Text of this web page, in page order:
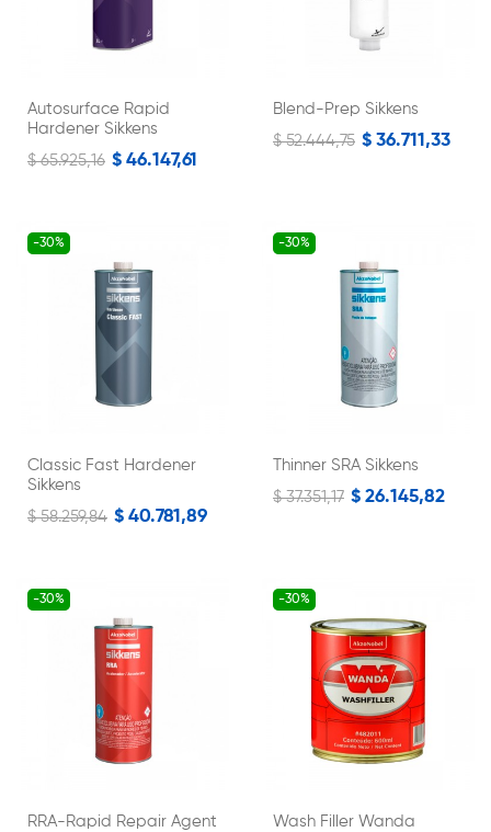
Autosurface Rapid
Hardener Sikkens
$ 65.925,16 $ 46.147,61
Blend-Prep Sikkens
$ 52.444,75 $ 36.711,33
-30%
Classic Fast Hardener
Sikkens
$ 58.259,84 $ 40.781,89
-30%
Thinner SRA Sikkens
$ 37.351,17 $ 26.145,82
-30%
RRA-Rapid Repair Agent
-30%
Wash Filler Wanda